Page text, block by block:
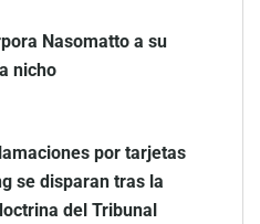
Nasomatto a su
nicho
por tarjetas
se disparan tras la
del Tribunal